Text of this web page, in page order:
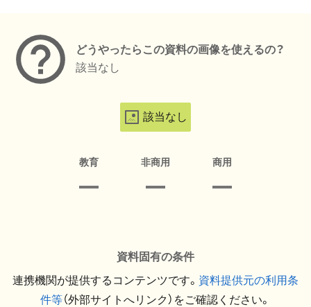
どうやったらこの資料の画像を使えるの？
該当なし
該当なし
教育 非商用 商用
資料固有の条件
連携機関が提供するコンテンツです。 資料提供元の利用条
件等（外部サイトへリンク）をご確認ください。